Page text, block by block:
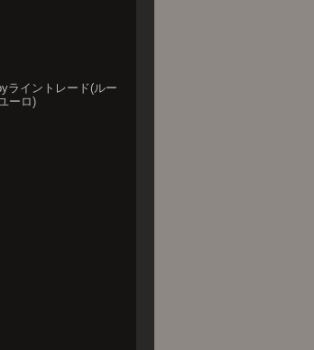
ライントレード(ルー
ーロ)